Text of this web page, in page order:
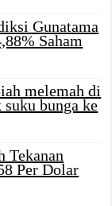
Gunatama
Saham
melemah di
bunga ke
Tekanan
Per Dolar